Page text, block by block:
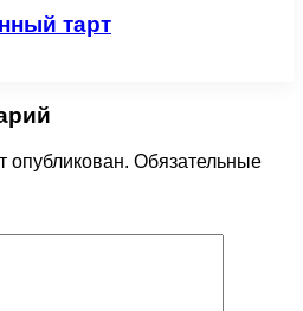
тарт
опубликован. Обязательные